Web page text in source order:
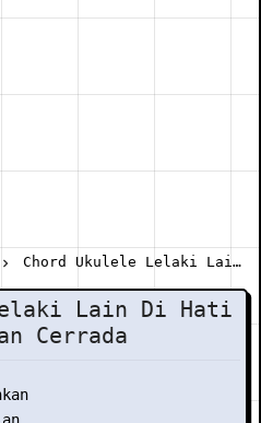
Chord Ukulele Lelaki Lain Di Hati - Jonatan Cerrada
Lain Di Hati
Cerrada